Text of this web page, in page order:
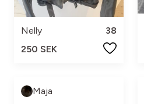
Nelly
38
250 SEK
Maja